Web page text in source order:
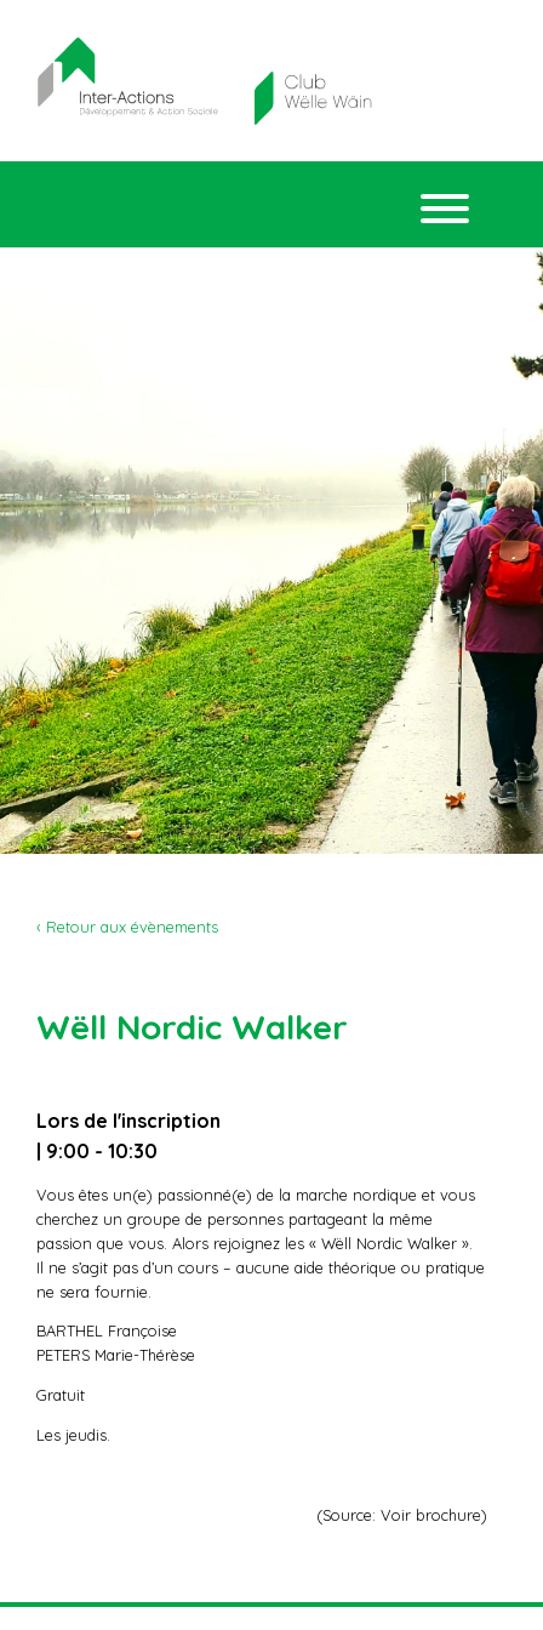
‹ Retour aux évènements
Wëll Nordic Walker
Lors de l'inscription
| 9:00 - 10:30
Vous êtes un(e) passionné(e) de la marche nordique et vous
cherchez un groupe de personnes partageant la même
passion que vous. Alors rejoignez les « Wëll Nordic Walker ».
Il ne s’agit pas d’un cours – aucune aide théorique ou pratique
ne sera fournie.
BARTHEL Françoise
PETERS Marie-Thérèse
Gratuit
Les jeudis.
(Source: Voir brochure)